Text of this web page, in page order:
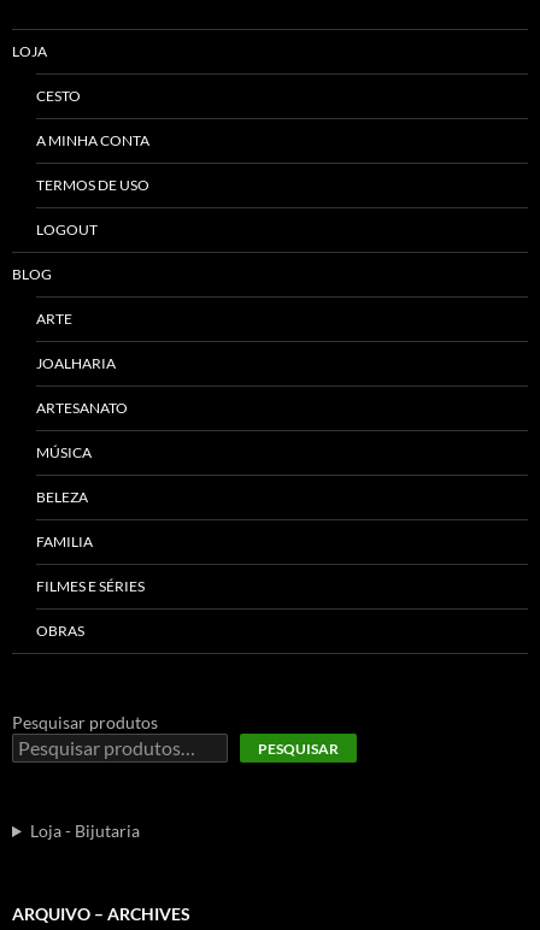
LOJA
CESTO
A MINHA CONTA
TERMOS DE USO
LOGOUT
BLOG
ARTE
JOALHARIA
ARTESANATO
MÚSICA
BELEZA
FAMILIA
FILMES E SÉRIES
OBRAS
Pesquisar produtos
PESQUISAR
Loja - Bijutaria
ARQUIVO – ARCHIVES